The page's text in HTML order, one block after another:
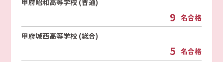
甲府昭和高等学校 (普通)
9 名合格
甲府城西高等学校 (総合)
5 名合格